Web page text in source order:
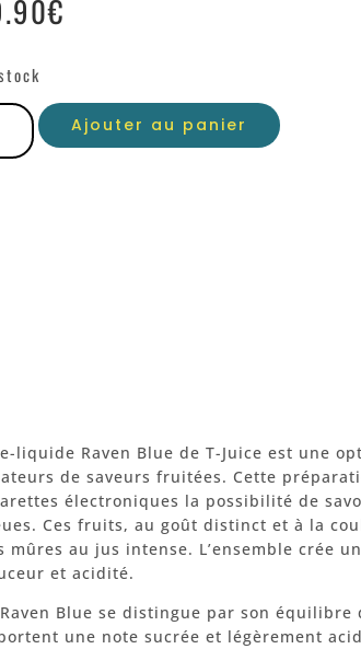
€
Ajouter au panier
liquide Raven Blue de T-Juice est une
de saveurs fruitées. Cette
électroniques la possibilité de
Ces fruits, au goût distinct et à la
mûres au jus intense. L’ensemble crée
et acidité.
Blue se distingue par son équilibre
une note sucrée et légèrement